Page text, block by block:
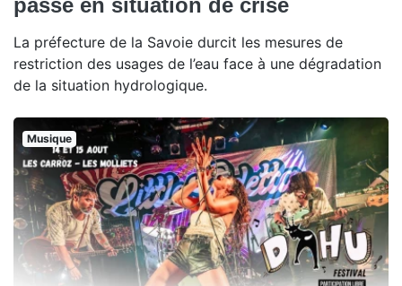
passe en situation de crise
La préfecture de la Savoie durcit les mesures de
restriction des usages de l’eau face à une dégradation
de la situation hydrologique.
Musique